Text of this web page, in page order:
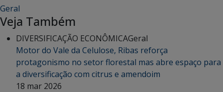
Geral
Veja Também
DIVERSIFICAÇÃO ECONÔMICAGeral
Motor do Vale da Celulose, Ribas reforça
protagonismo no setor florestal mas abre espaço para
a diversificação com citrus e amendoim
18 mar 2026